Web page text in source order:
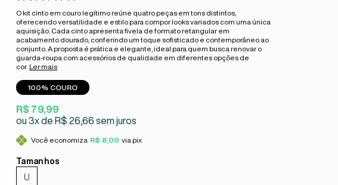
O kit cinto em couro legítimo reúne quatro peças em tons distintos,
oferecendo versatilidade e estilo para compor looks variados com uma única
aquisição. Cada cinto apresenta fivela de formato retangular em
acabamento dourado, conferindo um toque sofisticado e contemporâneo ao
conjunto. A proposta é prática e elegante, ideal para quem busca renovar o
guarda-roupa com acessórios de qualidade em diferentes opções de
cor. Ler mais
100% COURO
R$ 79,99
3x
R$ 26,66 sem juros
Você economiza R$ 8,00 via pix
U